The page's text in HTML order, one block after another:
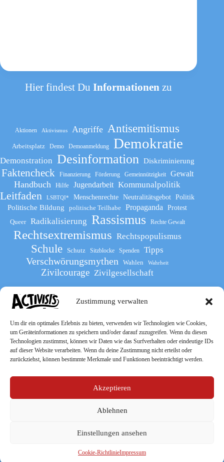
Zustimmung verwalten
Um dir ein optimales Erlebnis zu bieten, verwenden wir Technologien wie Cookies,
um Geräteinformationen zu speichern und/oder darauf zuzugreifen. Wenn du diesen
Technologien zustimmst, können wir Daten wie das Surfverhalten oder eindeutige IDs
auf dieser Website verarbeiten. Wenn du deine Zustimmung nicht erteilst oder
zurückziehst, können bestimmte Merkmale und Funktionen beeinträchtigt werden.
Akzeptieren
Ablehnen
Einstellungen ansehen
Cookie-RichtlinieImpressum
Hier findest DuInformationenzu
Aktionen Aktivismus Angriffe Antisemitismus
Arbeitsplatz Demo Demoanmeldung Demokratie
Demonstration Desinformation Diskriminierung
Faktencheck Finanzierung Förderung Gemeinnützigkeit Gewalt
Handbuch Hilfe Jugendarbeit Kommunalpolitik
Leitfaden LSBTQI* Menschenrechte Neutralitätsgebot Politik
Politische Bildung politische Teilhabe Propaganda
Protest
Queer
Radikalisierung Rassismus Rechte Gewalt
Rechtsextremismus Rechtspopulismus
Schule Schutz Sitzblocke Spenden Tipps
Verschwörungsmythen Wahlen Wahrheit
Zivilcourage Zivilgesellschaft
Werde Teil des The Activists Guide